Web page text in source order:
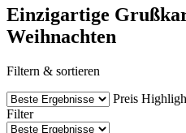
Einzigartige
Weihnachten
Filtern & sortieren
Preis
Filter